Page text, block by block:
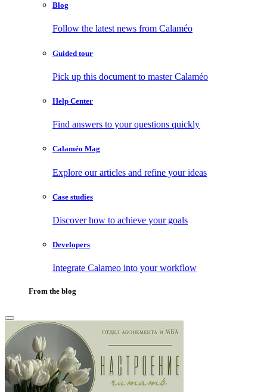
Blog
Follow the latest news from Calaméo
Guided tour
Pick up this document to master Calaméo
Help Center
Find answers to your questions quickly
Calaméo Mag
Explore our articles and refine your ideas
Case studies
Discover how to achieve your goals
Developers
Integrate Calameo into your workflow
From the blog